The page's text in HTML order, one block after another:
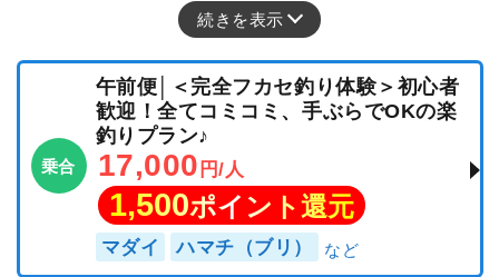
続きを表示
乗合
午前便│＜完全フカセ釣り体験＞初心者
歓迎！全てコミコミ、手ぶらでOKの楽
釣りプラン♪
17,000 円/人
1,500ポイント還元
マダイ ハマチ（ブリ）